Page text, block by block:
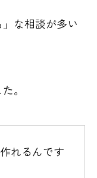
な相談が多い
。
れるんです